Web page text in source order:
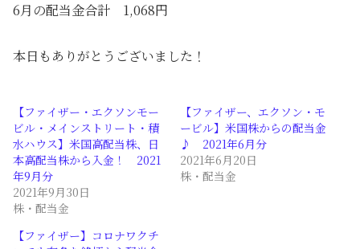
6月の配当金合計 1,068円
本日もありがとうございました！
【ファイザー・エクソンモー
ビル・メインストリート・積
水ハウス】米国高配当株、日
本高配当株から入金！ 2021
年9月分
2021年9月30日
株・配当金
【ファイザー、エクソン・モ
ービル】米国株からの配当金
♪ 2021年6月分
2021年6月20日
株・配当金
【ファイザー】コロナワクチ